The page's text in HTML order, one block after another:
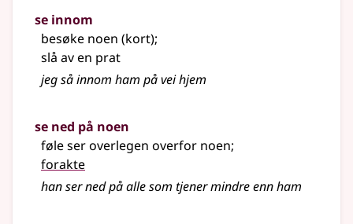
se innom
besøke noen (kort);
slå av en prat
jeg så innom ham på vei hjem
se ned på noen
føle ser overlegen overfor noen;
forakte
han ser ned på alle som tjener mindre enn ham